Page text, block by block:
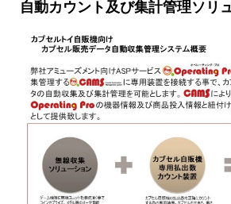
自動カウント及び集計管理ソリ